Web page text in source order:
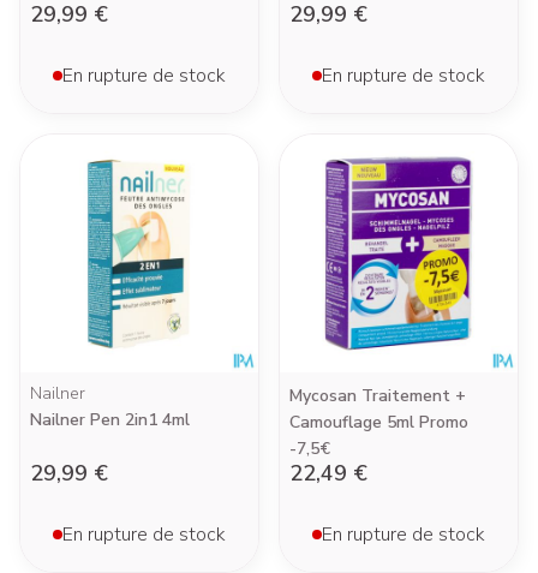
29,99 €
En rupture de stock
29,99 €
En rupture de stock
Nailner
Nailner Pen 2in1 4ml
29,99 €
En rupture de stock
Mycosan Traitement +
Camouflage 5ml Promo
-7,5€
22,49 €
En rupture de stock